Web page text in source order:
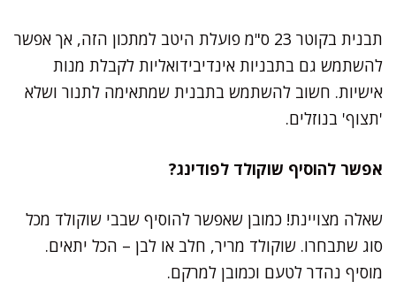
תבנית בקוטר 23 ס"מ פועלת היטב למתכון הזה, אך אפשר
להשתמש גם בתבניות אינדיבידואליות לקבלת מנות
אישיות. חשוב להשתמש בתבנית שמתאימה לתנור ושלא
'תצוף' בנוזלים.
אפשר להוסיף שוקולד לפודינג?
שאלה מצויינת! כמובן שאפשר להוסיף שבבי שוקולד מכל
סוג שתבחרו. שוקולד מריר, חלב או לבן – הכל יתאים.
מוסיף נהדר לטעם וכמובן למרקם.